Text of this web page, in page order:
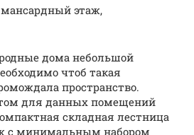
этаж,
дома небольшой
чтоб такая
пространство.
для данных помещений
складная лестница
с минимальным набором